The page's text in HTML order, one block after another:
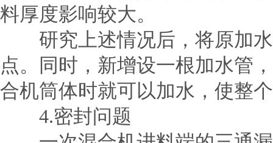
料厚度影响较大。
研究上述情况后，将原加水
点。同时，新增设一根加水管
合机筒体时就可以加水，使整
4.密封问题